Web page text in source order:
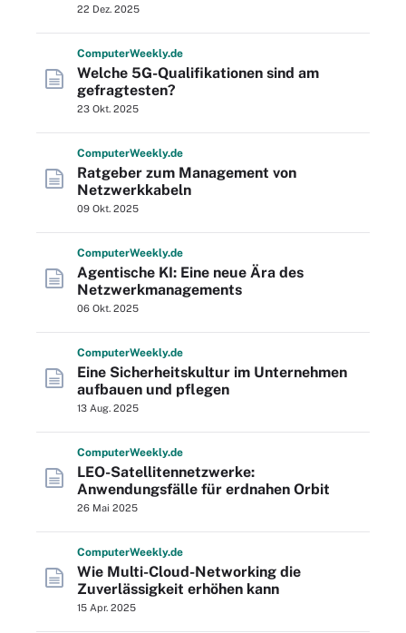
22 Dez. 2025
ComputerWeekly.de
Welche 5G-Qualifikationen sind am
gefragtesten?
23 Okt. 2025
ComputerWeekly.de
Ratgeber zum Management von
Netzwerkkabeln
09 Okt. 2025
ComputerWeekly.de
Agentische KI: Eine neue Ära des
Netzwerkmanagements
06 Okt. 2025
ComputerWeekly.de
Eine Sicherheitskultur im Unternehmen
aufbauen und pflegen
13 Aug. 2025
ComputerWeekly.de
LEO-Satellitennetzwerke:
Anwendungsfälle für erdnahen Orbit
26 Mai 2025
ComputerWeekly.de
Wie Multi-Cloud-Networking die
Zuverlässigkeit erhöhen kann
15 Apr. 2025